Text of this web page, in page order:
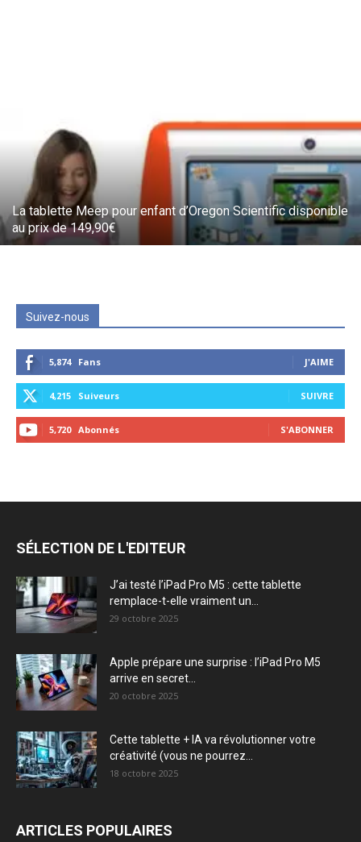
La tablette Meep pour enfant d’Oregon Scientific disponible
au prix de 149,90€
Suivez-nous
5,874 Fans J'AIME
4,215 Suiveurs SUIVRE
5,720 Abonnés S'ABONNER
SÉLECTION DE L'EDITEUR
J’ai testé l’iPad Pro M5 : cette tablette
remplace-t-elle vraiment un...
29 octobre 2025
Apple prépare une surprise : l’iPad Pro M5
arrive en secret...
20 octobre 2025
Cette tablette + IA va révolutionner votre
créativité (vous ne pourrez...
18 octobre 2025
ARTICLES POPULAIRES